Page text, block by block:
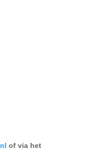
of via het